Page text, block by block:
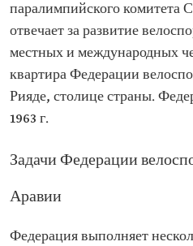
паралимпийского комитета
отвечает за развитие
местных и международных
квартира Федерации
Рияде, столице страны.
1963 г.
Задачи Федерации
Аравии
Федерация выполняет